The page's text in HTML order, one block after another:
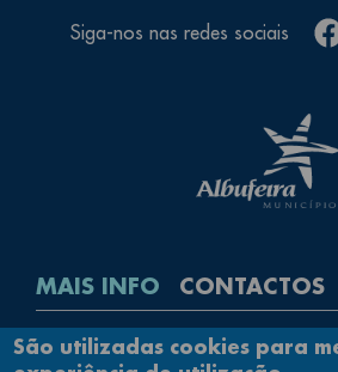
Siga-nos nas redes sociais
MAIS INFO CONTACTOS
Rodapé
Contactos
São utilizadas cookies para